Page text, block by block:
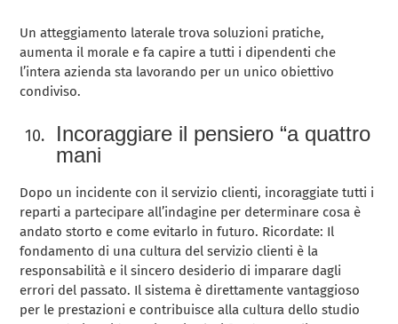
Un atteggiamento laterale trova soluzioni pratiche,
aumenta il morale e fa capire a tutti i dipendenti che
l’intera azienda sta lavorando per un unico obiettivo
condiviso.
Incoraggiare il pensiero “a quattro
mani
Dopo un incidente con il servizio clienti, incoraggiate tutti i
reparti a partecipare all’indagine per determinare cosa è
andato storto e come evitarlo in futuro. Ricordate: Il
fondamento di una cultura del servizio clienti è la
responsabilità e il sincero desiderio di imparare dagli
errori del passato. Il sistema è direttamente vantaggioso
per le prestazioni e contribuisce alla cultura dello studio